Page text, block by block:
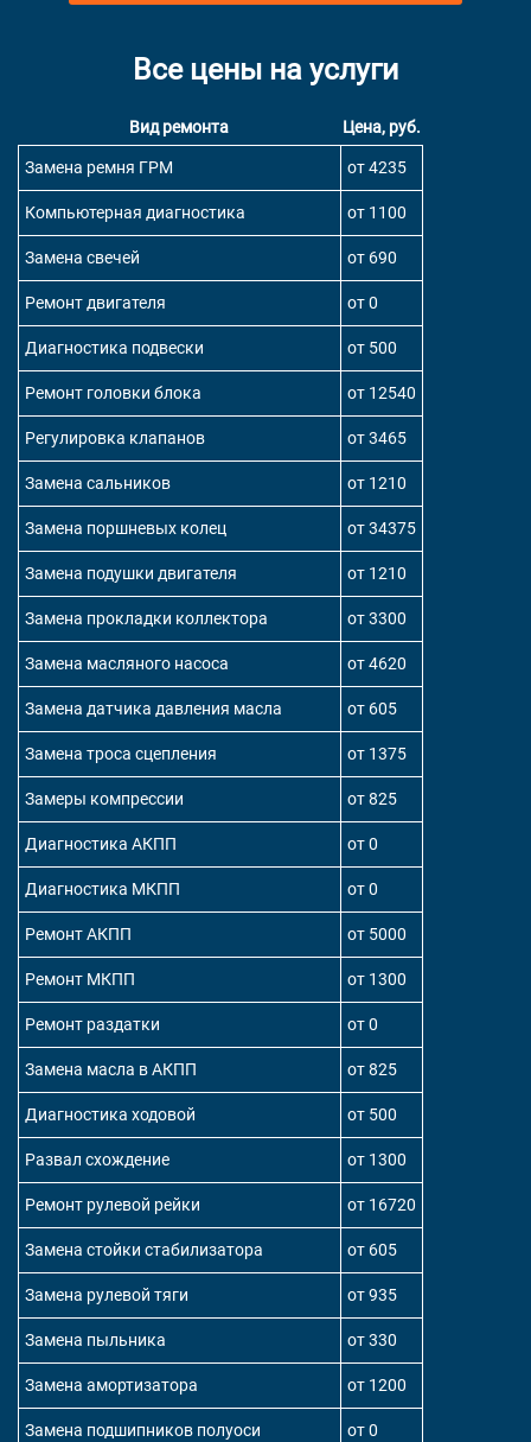
Все цены на услуги
Вид ремонта
Цена, руб.
Замена ремня ГРМ
от 4235
Компьютерная диагностика от 1100
Замена свечей от 690
Ремонт двигателя от 0
Диагностика подвески от 500
Ремонт головки блока от 12540
Регулировка клапанов от 3465
Замена сальников от 1210
Замена поршневых колец от 34375
Замена подушки двигателя от 1210
Замена прокладки коллектора от 3300
Замена масляного насоса от 4620
Замена датчика давления масла от 605
Замена троса сцепления от 1375
Замеры компрессии от 825
Диагностика АКПП от 0
Диагностика МКПП от 0
Ремонт АКПП от 5000
Ремонт МКПП от 1300
Ремонт раздатки от 0
Замена масла в АКПП от 825
Диагностика ходовой от 500
Развал схождение от 1300
Ремонт рулевой рейки от 16720
Замена стойки стабилизатора от 605
Замена рулевой тяги от 935
Замена пыльника от 330
Замена амортизатора от 1200
Замена подшипников полуоси от 0